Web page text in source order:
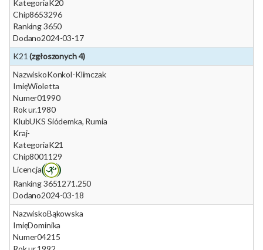
Kategoria K20
Chip8653296
Ranking 3650
Dodano2024-03-17
K21 (zgłoszonych 4)
NazwiskoKonkol-Klimczak
ImięWioletta
Numer01990
Rok ur.1980
KlubUKS Siódemka, Rumia
Kraj-
KategoriaK21
Chip8001129
Licencja
Ranking 3651271.250
Dodano2024-03-18
NazwiskoBąkowska
ImięDominika
Numer04215